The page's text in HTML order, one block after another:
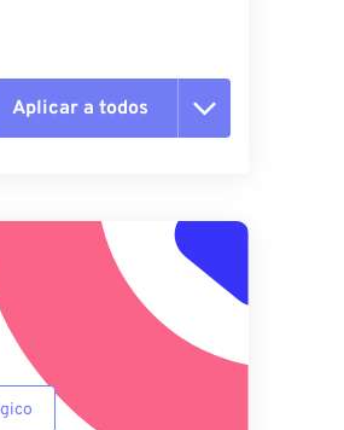
Aplicar a todos
ajuste preestablecido